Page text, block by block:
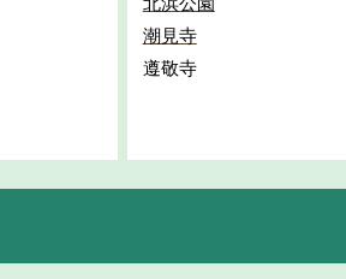
北浜公園
潮見寺
遵敬寺